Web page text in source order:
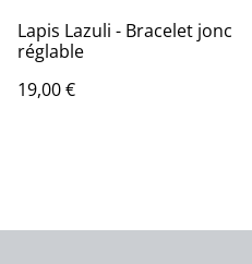
Lapis Lazuli - Bracelet jonc
réglable
19,00 €